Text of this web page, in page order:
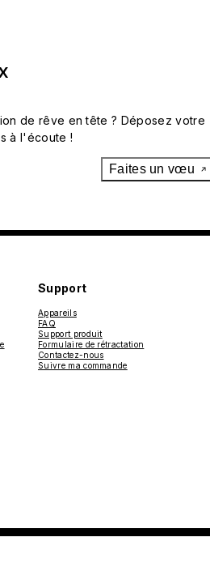
de rêve en tête ? Déposez votre
à l'écoute !
Faites un vœu
Support
Appareils
FAQ
Support produit
Formulaire de rétractation
Contactez-nous
Suivre ma commande